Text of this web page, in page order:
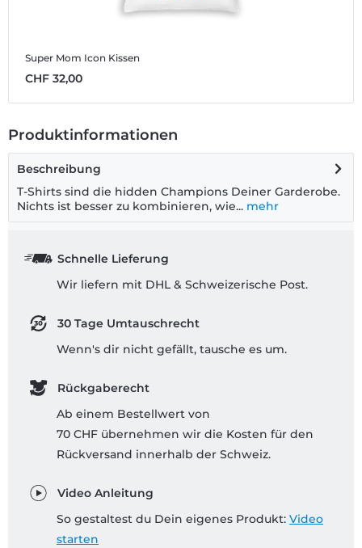
Super Mom Icon Kissen
CHF 32,00
Produktinformationen
Beschreibung
T-Shirts sind die hidden Champions Deiner Garderobe.
Nichts ist besser zu kombinieren, wie... mehr
Schnelle Lieferung
Wir liefern mit DHL & Schweizerische Post.
30 Tage Umtauschrecht
Wenn's dir nicht gefällt, tausche es um.
Rückgaberecht
Ab einem Bestellwert von
70 CHF übernehmen wir die Kosten für den
Rückversand innerhalb der Schweiz.
Video Anleitung
So gestaltest du Dein eigenes Produkt: Video
starten